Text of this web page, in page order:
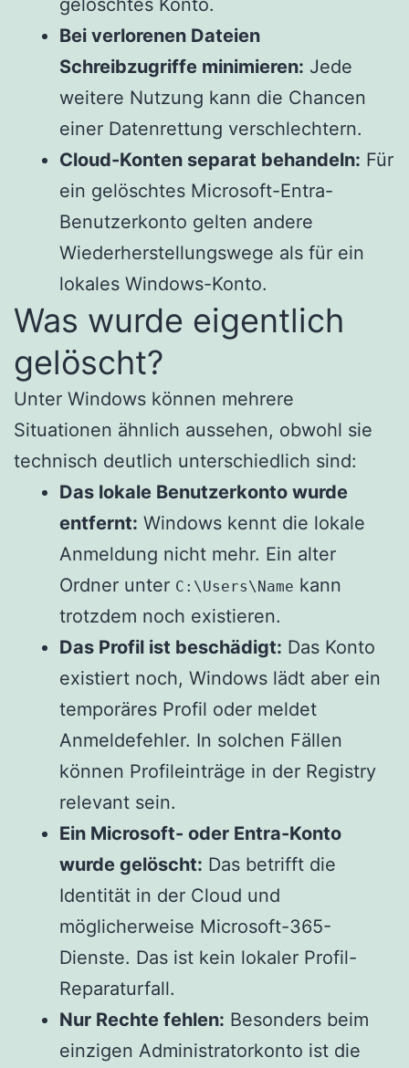
Bei verlorenen Dateien
Schreibzugriffe minimieren: Jede
weitere Nutzung kann die Chancen
einer Datenrettung verschlechtern.
Cloud-Konten separat behandeln: Für
ein gelöschtes Microsoft-Entra-
Benutzerkonto gelten andere
Wiederherstellungswege als für ein
lokales Windows-Konto.
Was wurde eigentlich
gelöscht?
Unter Windows können mehrere
Situationen ähnlich aussehen, obwohl sie
technisch deutlich unterschiedlich sind:
Das lokale Benutzerkonto wurde
entfernt: Windows kennt die lokale
Anmeldung nicht mehr. Ein alter
Ordner unter C:\Users\Name kann
trotzdem noch existieren.
Das Profil ist beschädigt: Das Konto
existiert noch, Windows lädt aber ein
temporäres Profil oder meldet
Anmeldefehler. In solchen Fällen
können Profileinträge in der Registry
relevant sein.
Ein Microsoft- oder Entra-Konto
wurde gelöscht: Das betrifft die
Identität in der Cloud und
möglicherweise Microsoft-365-
Dienste. Das ist kein lokaler Profil-
Reparaturfall.
Nur Rechte fehlen: Besonders beim
einzigen Administratorkonto ist die